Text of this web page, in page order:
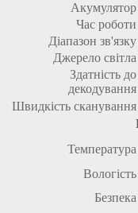
Акумулятор
Час роботи
Діапазон зв'язку
Джерело світла
Здатність до
декодування
Швидкість сканування
Температура
Вологість
Безпека